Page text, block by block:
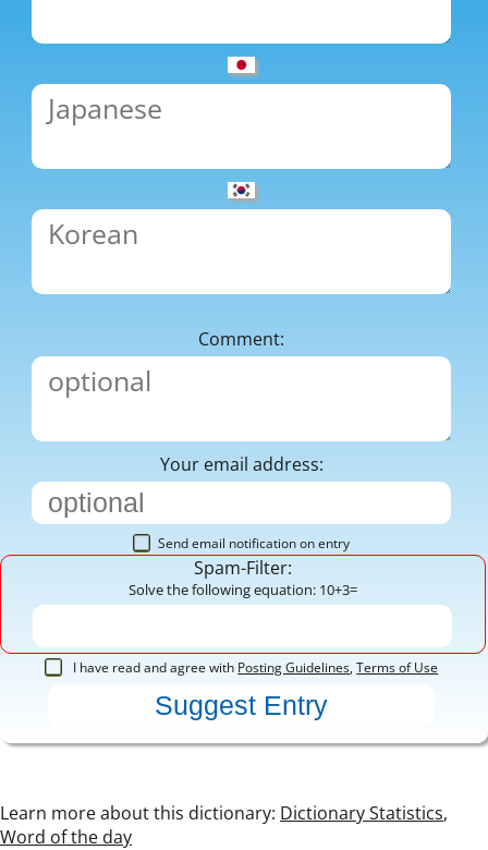
Comment:
Your email address:
Send email notification on entry
Spam-Filter:
Solve the following equation: 10+3=
I have read and agree with Posting Guidelines,Terms of Use
Learn more about this dictionary: Dictionary Statistics,
Word of the day